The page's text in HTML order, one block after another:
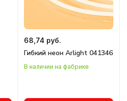
68,74 руб.
Гибкий неон Arlight 041346
В наличии на фабрике